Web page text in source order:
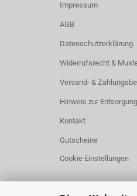
Impressum
AGB
Datenschutzerklärung
Widerrufsrecht &
Versand- &
Hinweis zur
Kontakt
Gutscheine
Cookie Einstellungen